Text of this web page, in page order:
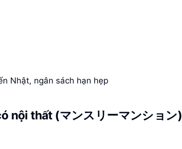
Nhật, ngân sách hạn hẹp
nội thất (マンスリーマンション)